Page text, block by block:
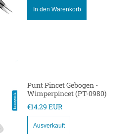
zum vergleichen
In den Warenkorb
Punt Pincet Gebogen -
Wimperpincet (PT-0980)
€14.29 EUR
Ausverkauft